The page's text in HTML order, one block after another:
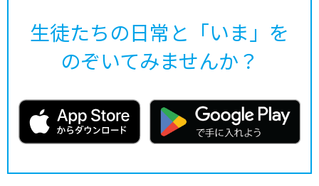
生徒たちの日常と「いま」を
のぞいてみませんか？